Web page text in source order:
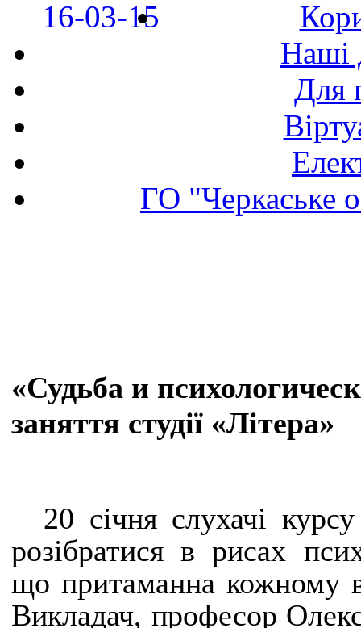
Наші
Для
ГО "Черкаське
«Судьба и
заняття студії «Літера»
20 січня слухачі
розібратися в рисах
що притаманна кожному
Викладач, професор